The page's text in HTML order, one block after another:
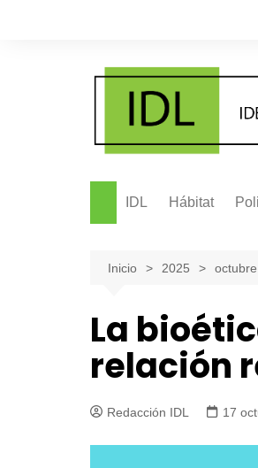
IDL Hábitat
Inicio 2025 octubre
La
relación
Redacción IDL 17